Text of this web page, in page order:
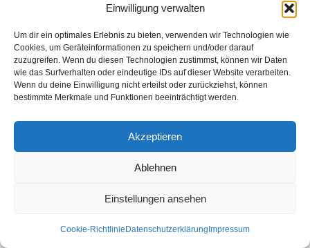
Einwilligung verwalten
Um dir ein optimales Erlebnis zu bieten, verwenden wir Technologien wie
Cookies, um Geräteinformationen zu speichern und/oder darauf
zuzugreifen. Wenn du diesen Technologien zustimmst, können wir Daten
wie das Surfverhalten oder eindeutige IDs auf dieser Website verarbeiten.
Wenn du deine Einwilligung nicht erteilst oder zurückziehst, können
bestimmte Merkmale und Funktionen beeinträchtigt werden.
Akzeptieren
Ablehnen
Einstellungen ansehen
Cookie-Richtlinie Datenschutzerklärung Impressum
HAMM (Öztürk)Kuzey Ren Vestfalya (NRW)’de 13 Eylül’de yapılacak mahalli
seçimlerle beraber Alman vatandaşı olmayanların tek oy kullanabildikleri Uyum
Meclis Seçimleri de yapılacak. 120 değişik...
Datenschutzerklärung